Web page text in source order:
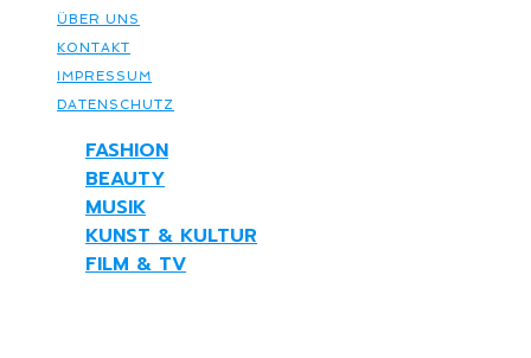
ÜBER UNS
KONTAKT
IMPRESSUM
DATENSCHUTZ
FASHION
BEAUTY
MUSIK
KUNST & KULTUR
FILM & TV